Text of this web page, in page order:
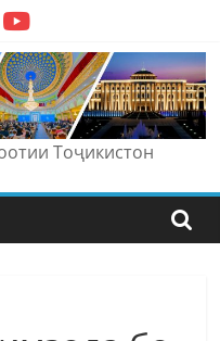
Тоҷикистон